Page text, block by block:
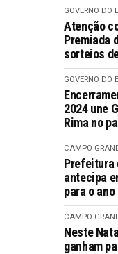
GOVERNO DO
Atenção
Premiada
sorteios
GOVERNO DO
2024 une
Rima no
CAMPO
Prefeitura
antecipa
para o
CAMPO
Neste
ganham